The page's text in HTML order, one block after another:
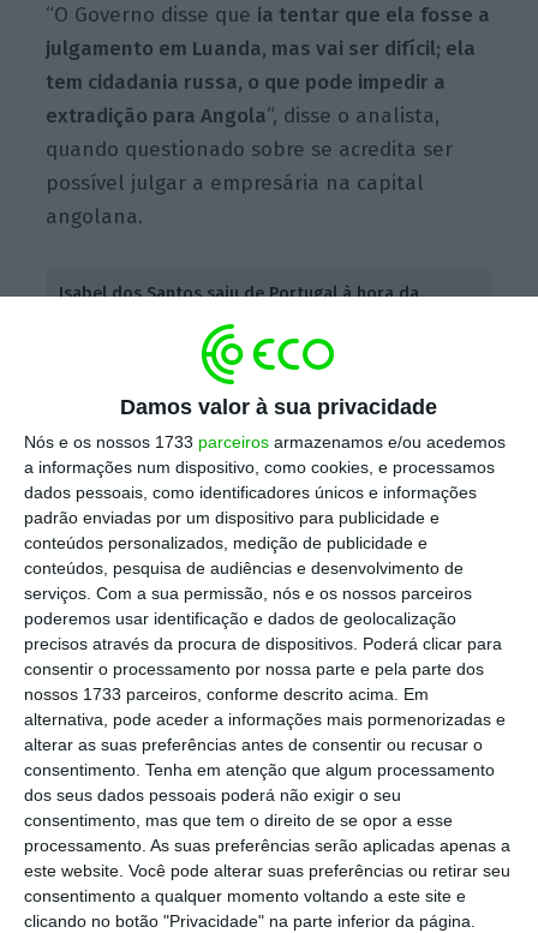
Damos valor à sua privacidade
Nós e os nossos 1733 parceiros armazenamos e/ou acedemos
a informações num dispositivo, como cookies, e processamos
dados pessoais, como identificadores únicos e informações
padrão enviadas por um dispositivo para publicidade e
conteúdos personalizados, medição de publicidade e
conteúdos, pesquisa de audiências e desenvolvimento de
serviços. Com a sua permissão, nós e os nossos parceiros
poderemos usar identificação e dados de geolocalização
precisos através da procura de dispositivos. Poderá clicar para
consentir o processamento por nossa parte e pela parte dos
nossos 1733 parceiros, conforme descrito acima. Em
alternativa, pode aceder a informações mais pormenorizadas e
alterar as suas preferências antes de consentir ou recusar o
consentimento. Tenha em atenção que algum processamento
dos seus dados pessoais poderá não exigir o seu
consentimento, mas que tem o direito de se opor a esse
processamento. As suas preferências serão aplicadas apenas a
este website. Você pode alterar suas preferências ou retirar seu
consentimento a qualquer momento voltando a este site e
clicando no botão "Privacidade" na parte inferior da página.
“O Governo disse que ia tentar que ela fosse a
julgamento em Luanda, mas vai ser difícil; ela
tem cidadania russa, o que pode impedir a
extradição para Angola“, disse o analista,
quando questionado sobre se acredita ser
possível julgar a empresária na capital
angolana.
Isabel dos Santos saiu de Portugal à hora da
Questionado sobre se o processo aberto pela
Procuradoria-Geral da República de Angola
contra Isabel dos Santos, constituindo-a
arguida, ajuda a convencer os investidores
sobre as mudanças em Angola no ambiente
empresarial, Nathan Hayes respondeu que as
reformas vão no bom sentido.
“Os investidores internacionais vão
provavelmente ver os esforços em curso,
particularmente na separação da Sonangol e
atribuição de licenças de exploração de
petróleo, como um passo na direção certa
para garantir o crescimento do setor privado
e promover a diversificação económica”,